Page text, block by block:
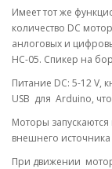
Имеет тот же
количество DC
анлоговых и
HC-05. Спикер на
Питание DC: 5-12 V,
USB для Arduino,
Моторы
внешнего
При движении